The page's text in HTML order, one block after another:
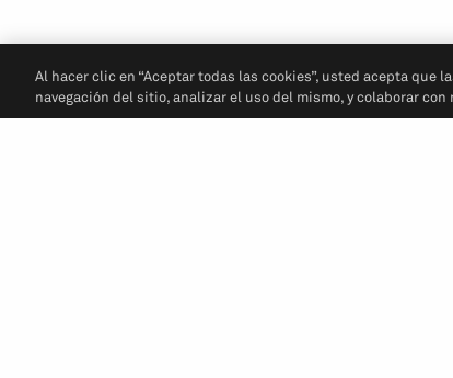
Al hacer clic en “Aceptar todas las cookies”, usted acepta que
navegación del sitio, analizar el uso del mismo, y colaborar